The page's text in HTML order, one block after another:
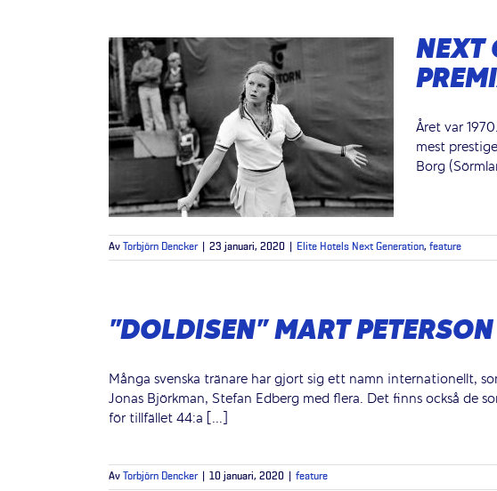
NEXT
Året var
mest
Borg
Av Torbjörn Dencker 23 januari, 2020 Elite Hotels Next Generation, feature
”DOLDISEN” MART
Många svenska tränare har gjort sig ett namn internationellt,
Jonas Björkman, Stefan Edberg med flera. Det finns också de
för tillfället 44:a [...]
Av Torbjörn Dencker 10 januari, 2020 feature